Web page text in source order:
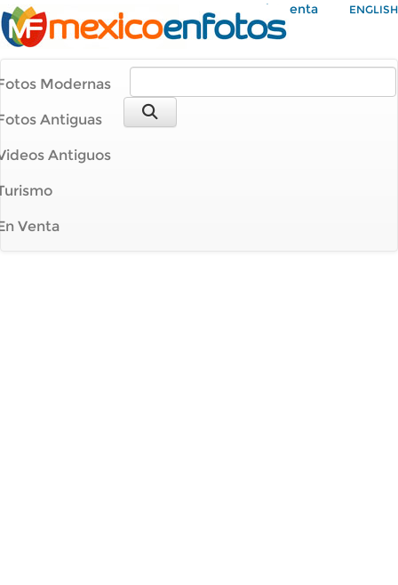
Mi Cuenta ENGLISH
Modernas
Antiguas
Antiguos
Venta